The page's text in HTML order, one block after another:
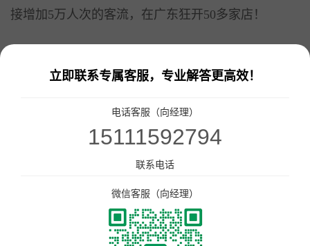
接增加5万人次的客流，在广东狂开50多家店！
从华为辞职做餐饮血亏200万！靠小龙虾翻身，
立即联系专属客服，专业解答更高效！
电话客服（向经理）
15111592794
联系电话
微信客服（向经理）